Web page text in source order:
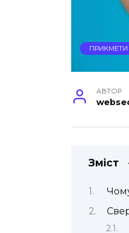
АВТОР
Зміст